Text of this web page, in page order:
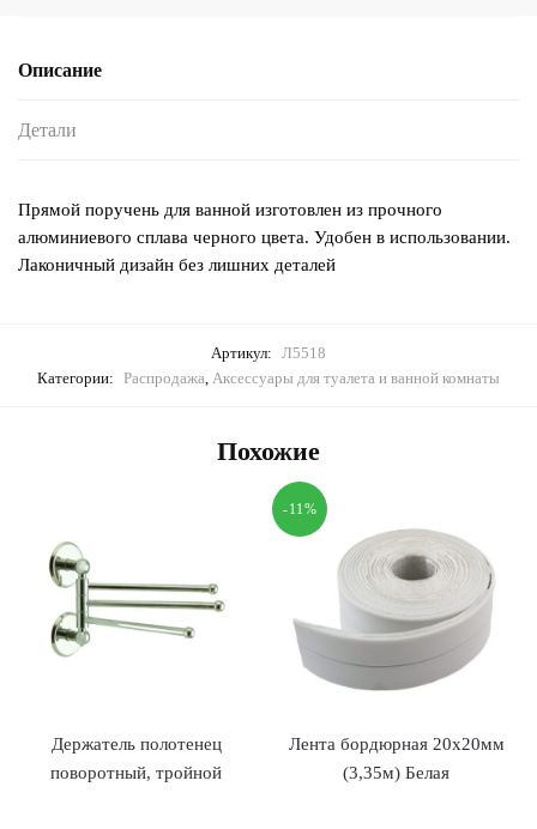
Описание
Детали
Прямой поручень для ванной изготовлен из прочного
алюминиевого сплава черного цвета. Удобен в использовании.
Лаконичный дизайн без лишних деталей
Артикул: Л5518
Категории: Распродажа Аксессуары для туалета и ванной комнаты
Похожие
Держатель полотенец
поворотный, тройной
-11%
Лента бордюрная 20х20мм
(3,35м) Белая